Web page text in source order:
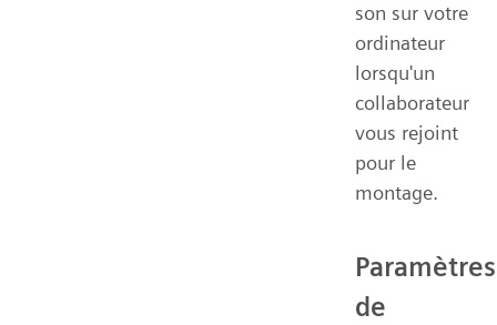
son sur votre
ordinateur
lorsqu'un
collaborateur
vous rejoint
pour le
montage.
Paramètres
de